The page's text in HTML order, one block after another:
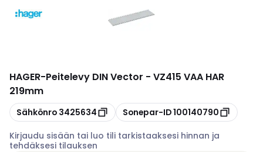
HAGER-Peitelevy DIN Vector - VZ415 VAA HAR
219mm
Kopioi
Sähkönro 3425634 Kopioi
Sonepar-ID100140790
Kirjaudu sisään tai luo tili tarkistaaksesi hinnan ja
tehdäksesi tilauksen